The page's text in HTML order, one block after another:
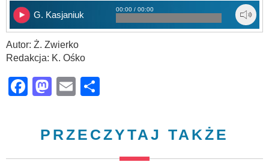
G. Kasjaniuk
00:00 / 00:00
Autor: Ż. Zwierko
Redakcja: K. Ośko
Facebook
Mastodon
Email
PRZECZYTAJ TAKŻE